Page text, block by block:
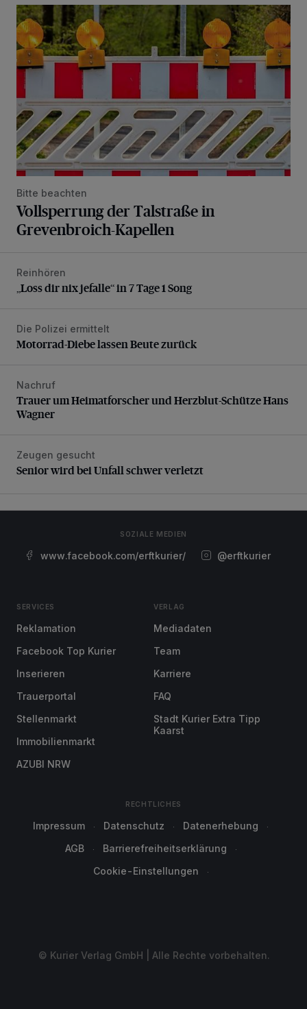
Vollsperrung der Talstraße in Grevenbroich-Kapellen
Bitte beachten
Vollsperrung der Talstraße in
Grevenbroich-Kapellen
„Loss dir nix jefalle“ in 7 Tage 1 Song
Reinhören
„Loss dir nix jefalle“ in 7 Tage 1 Song
Motorrad-Diebe lassen Beute zurück
Die Polizei ermittelt
Motorrad-Diebe lassen Beute zurück
Trauer um Heimatforscher und Herzblut-Schütze Hans
Nachruf
Trauer um Heimatforscher und Herzblut-Schütze Hans
Wagner
Senior wird bei Unfall schwer verletzt
Zeugen gesucht
Senior wird bei Unfall schwer verletzt
SOZIALE MEDIEN
www.facebook.com/erftkurier/ @erftkurier
SERVICES
Reklamation
Facebook Top Kurier
Inserieren
Trauerportal
Stellenmarkt
Immobilienmarkt
AZUBI NRW
VERLAG
Mediadaten
Team
Karriere
FAQ
Stadt Kurier Extra Tipp
Kaarst
RECHTLICHES
Impressum Datenschutz
Datenerhebung
AGB
Barrierefreiheitserklärung
Cookie-Einstellungen
© Kurier Verlag GmbH | Alle Rechte vorbehalten.